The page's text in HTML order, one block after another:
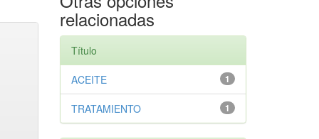
relacionadas
Título
1
ACEITE
1
TRATAMIENTO